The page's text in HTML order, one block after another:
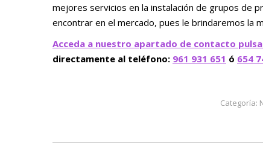
mejores servicios en la instalación de grupos de
encontrar en el mercado, pues le brindaremos la
Acceda a nuestro apartado de contacto
directamente al teléfono: 961 931 651 ó 654
Categoría: